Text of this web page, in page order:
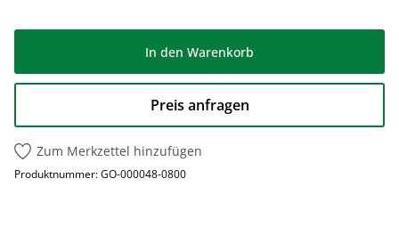
In den Warenkorb
Preis anfragen
Zum Merkzettel hinzufügen
Produktnummer:GO-000048-0800